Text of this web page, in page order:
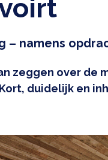
– namens
zeggen over de
duidelijk en